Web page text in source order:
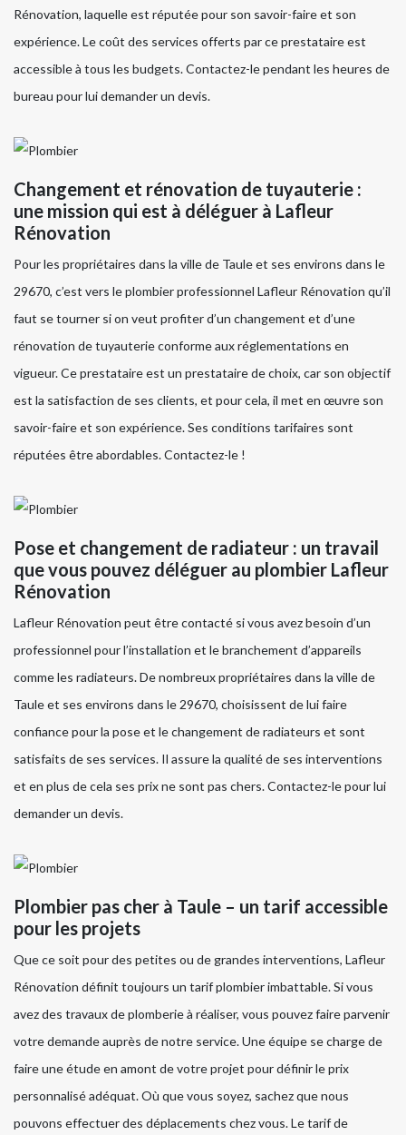
Rénovation, laquelle est réputée pour son savoir-faire et son
expérience. Le coût des services offerts par ce prestataire est
accessible à tous les budgets. Contactez-le pendant les heures de
bureau pour lui demander un devis.
Changement et rénovation de tuyauterie :
une mission qui est à déléguer à Lafleur
Rénovation
Pour les propriétaires dans la ville de Taule et ses environs dans le
29670, c’est vers le plombier professionnel Lafleur Rénovation qu’il
faut se tourner si on veut profiter d’un changement et d’une
rénovation de tuyauterie conforme aux réglementations en
vigueur. Ce prestataire est un prestataire de choix, car son objectif
est la satisfaction de ses clients, et pour cela, il met en œuvre son
savoir-faire et son expérience. Ses conditions tarifaires sont
réputées être abordables. Contactez-le !
Pose et changement de radiateur : un travail
que vous pouvez déléguer au plombier Lafleur
Rénovation
Lafleur Rénovation peut être contacté si vous avez besoin d’un
professionnel pour l’installation et le branchement d’appareils
comme les radiateurs. De nombreux propriétaires dans la ville de
Taule et ses environs dans le 29670, choisissent de lui faire
confiance pour la pose et le changement de radiateurs et sont
satisfaits de ses services. Il assure la qualité de ses interventions
et en plus de cela ses prix ne sont pas chers. Contactez-le pour lui
demander un devis.
Plombier pas cher à Taule – un tarif accessible
pour les projets
Que ce soit pour des petites ou de grandes interventions, Lafleur
Rénovation définit toujours un tarif plombier imbattable. Si vous
avez des travaux de plomberie à réaliser, vous pouvez faire parvenir
votre demande auprès de notre service. Une équipe se charge de
faire une étude en amont de votre projet pour définir le prix
personnalisé adéquat. Où que vous soyez, sachez que nous
pouvons effectuer des déplacements chez vous. Le tarif de